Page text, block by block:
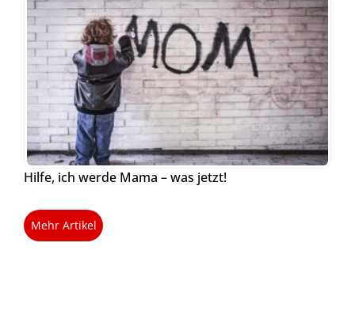
Hilfe, ich werde Mama – was jetzt!
Mehr Artikel